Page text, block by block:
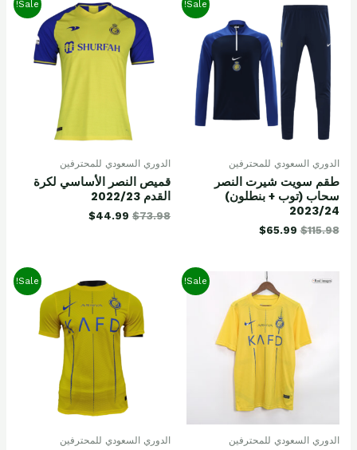
Sale!
الدوري السعودي للمحترفين
طقم سويت شيرت النصر
سحاب (توب + بنطلون)
2023/24
$115.98
$65.99
Sale!
الدوري السعودي للمحترفين
قميص النصر الأساسي لكرة
القدم 2022/23
$73.98
$44.99
Sale!
الدوري السعودي للمحترفين
Sale!
الدوري السعودي للمحترفين